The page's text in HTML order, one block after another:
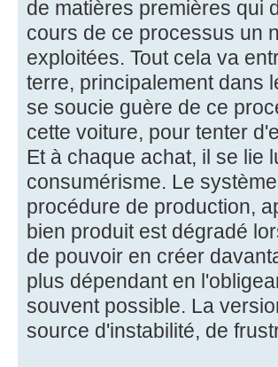
de matières premières qui
cours de ce processus un
exploitées. Tout cela va
terre, principalement dans
se soucie guère de ce
cette voiture, pour tenter
Et à chaque achat, il se lie
consumérisme. Le
procédure de production,
bien produit est dégradé
de pouvoir en créer
plus dépendant en
souvent possible. La
source d'instabilité, de